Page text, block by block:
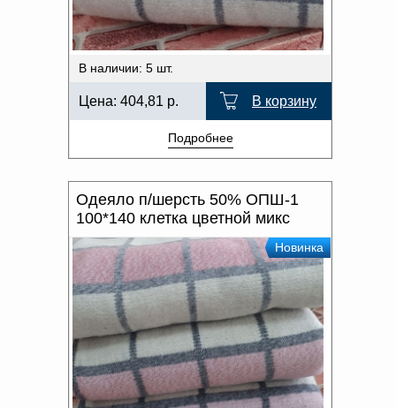
В наличии: 5 шт.
Цена: 404,81 р. В корзину
Подробнее
Одеяло п/шерсть 50% ОПШ-1
100*140 клетка цветной микс
Новинка